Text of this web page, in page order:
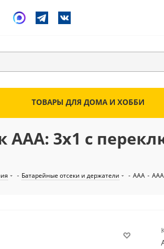
ТОВАРЫ ДЛЯ ДОМА И ХОББИ
AAA: 3х1 с
- Батарейные отсеки и держатели - AAA -